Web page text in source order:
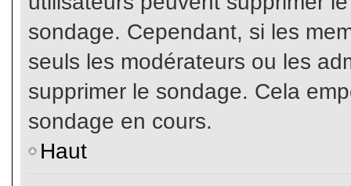
sondage. Cependant, si les
seuls les modérateurs ou les
supprimer le sondage. Cela
sondage en cours.
Haut